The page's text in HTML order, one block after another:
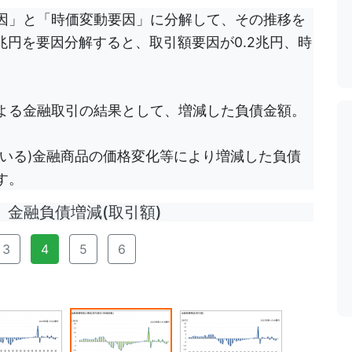
と「時価変動要因」に分解して、その推移を
を要因分解すると、取引額要因が0.2兆円、時
金融取引の結果として、増減した負債金額。
る)金融商品の価格変化等により増減した負債
融負債増減(取引額)
3 4 5 6